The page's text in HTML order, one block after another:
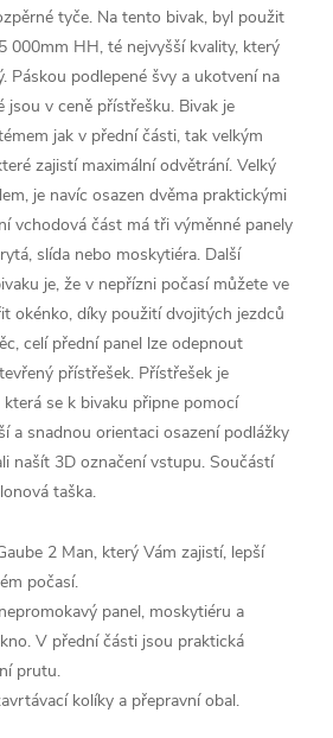
tyče. Na tento bivak, byl použit
000mm HH, té nejvyšší kvality, který
Páskou podlepené švy a ukotvení na
jsou v ceně přístřešku. Bivak je
jak v přední části, tak velkým
zajistí maximální odvětrání. Velký
je navíc osazen dvěma praktickými
vchodová část má tři výměnné panely
slída nebo moskytiéra. Další
je, že v nepřízni počasí můžete ve
okénko, díky použití dvojitých jezdců
celí přední panel lze odepnout
přístřešek. Přístřešek je
se k bivaku připne pomocí
a snadnou orientaci osazení podlážky
našít 3D označení vstupu. Součástí
taška.
2 Man, který Vám zajistí, lepší
počasí.
panel, moskytiéru a
V přední části jsou praktická
prutu.
kolíky a přepravní obal.